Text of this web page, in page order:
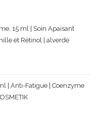
15 ml | Soin Apaisant
et Rétinol | alverde
| Anti-Fatigue | Coenzyme